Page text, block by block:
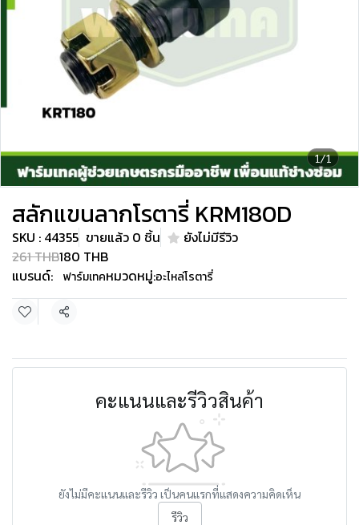
1/1
สลักแขนลากโรตารี่ KRM180D
SKU : 44355 ขายแล้ว 0 ชิ้น
ยังไม่มีรีวิว
261 THB180 THB
แบรนด์:
ฟาร์มเทคหมวดหมู่:อะไหล่โรตารี่
แชร์
คะแนนและรีวิวสินค้า
ยังไม่มีคะแนนและรีวิว เป็นคนแรกที่แสดงความคิดเห็น
รีวิว